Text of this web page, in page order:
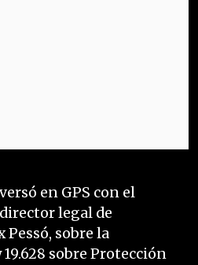
en GPS con el
legal de
sobre la
sobre Protección